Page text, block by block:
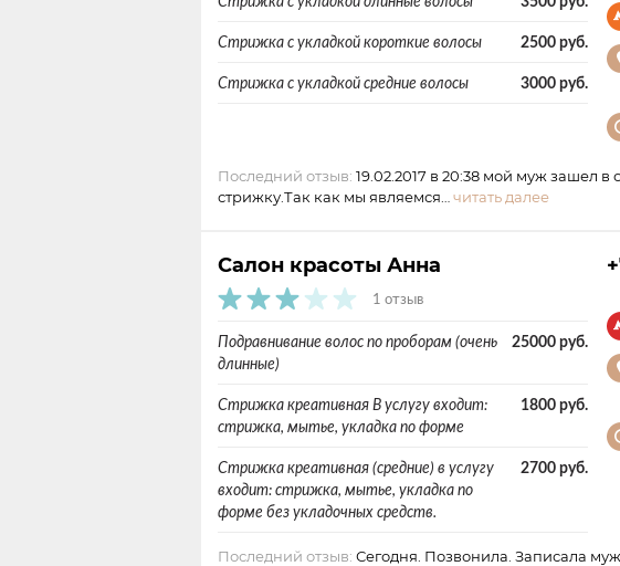
Стрижка с укладкой короткие волосы 2500 руб.
Стрижка с укладкой средние волосы 3000 руб.
Последний отзыв: 19.02.2017 в 20:38 мой муж зашел в
стрижку.Так как мы являемся… читать далее
Салон красоты Анна
1 отзыв
Подравнивание волос по проборам (очень
длинные)
25000 руб.
Стрижка креативная В услугу входит:
стрижка, мытье, укладка по форме
1800 руб.
Стрижка креативная (средние) в услугу
входит: стрижка, мытье, укладка по
форме без укладочных средств.
2700 руб.
Последний отзыв: Сегодня. Позвонила. Записала